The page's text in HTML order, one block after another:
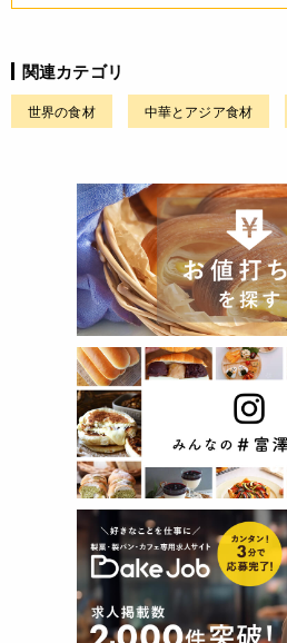
関連カテゴリ
世界の食材 中華とアジア食材